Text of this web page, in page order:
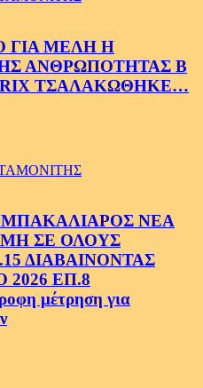
ΜΕΛΗ Η
ΑΝΘΡΩΠΟΤΗΤΑΣ Β
ΤΣΑΛΑΚΩΘΗΚΕ…
ΝΕΑ
ΣΕ ΟΛΟΥΣ
ΔΙΑΒΑΙΝΟΝΤΑΣ
ΕΠ.8
μέτρηση για